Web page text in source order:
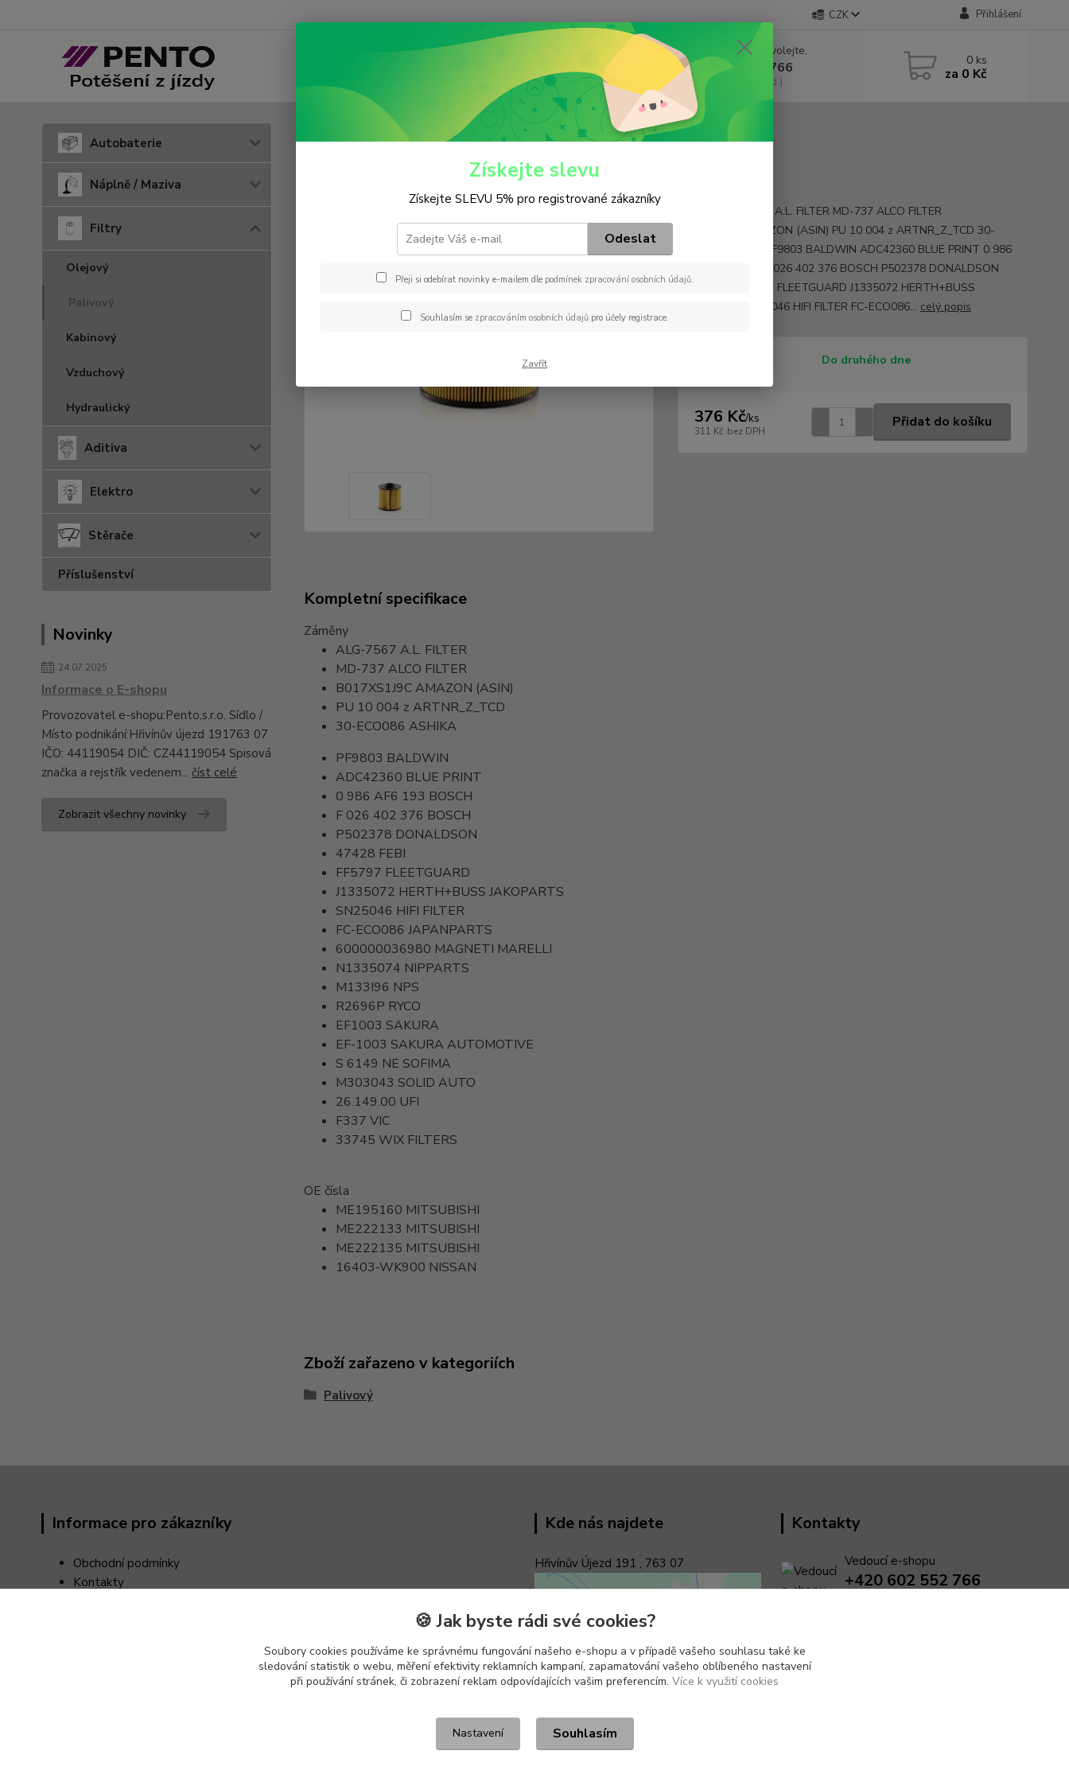
CZK Přihlášení
Nevíte si rady? Zavolejte.
+420 602 552 766
(Po-Pá, 6:30-15 hod.)
0 ks
za 0 Kč
Autobaterie
Náplně / Maziva
Filtry
Olejový
Palivový
Kabinový
Vzduchový
Hydraulický
Aditiva
Elektro
Stěrače
Příslušenství
Novinky
24.07.2025
Informace o E-shopu
Provozovatel e-shopu:Pento,s.r.o. Sídlo /
Místo podnikání:Hřivínův újezd 191763 07
IČO: 44119054 DIČ: CZ44119054 Spisová
značka a rejstřík vedenem... číst celé
Zobrazit všechny novinky
Palivový PU 10 004 z
Záměny ALG-7567 A.L. FILTER MD-737 ALCO FILTER
B017XS1J9C AMAZON (ASIN) PU 10 004 z ARTNR_Z_TCD 30-
ECO086 ASHIKA PF9803 BALDWIN ADC42360 BLUE PRINT 0 986
AF6 193 BOSCH F 026 402 376 BOSCH P502378 DONALDSON
47428 FEBI FF5797 FLEETGUARD J1335072 HERTH+BUSS
JAKOPARTS SN25046 HIFI FILTER FC-ECO086... celý popis
Do druhého dne
376 Kč/ks
311 Kč bez DPH
Přidat do košíku
Kompletní specifikace
Záměny
ALG-7567 A.L. FILTER
MD-737 ALCO FILTER
B017XS1J9CAMAZON (ASIN)
PU 10 004 z ARTNR_Z_TCD
30-ECO086 ASHIKA
PF9803 BALDWIN
ADC42360 BLUE PRINT
0 986 AF6 193 BOSCH
F 026 402 376 BOSCH
P502378 DONALDSON
47428 FEBI
FF5797 FLEETGUARD
J1335072 HERTH+BUSS JAKOPARTS
SN25046 HIFI FILTER
FC-ECO086 JAPANPARTS
600000036980 MAGNETI MARELLI
N1335074 NIPPARTS
M133I96 NPS
R2696P RYCO
EF1003 SAKURA
EF-1003 SAKURA AUTOMOTIVE
S 6149 NE SOFIMA
M303043 SOLID AUTO
26.149.00 UFI
F337 VIC
33745 WIX FILTERS
OE čísla
ME195160 MITSUBISHI
ME222133 MITSUBISHI
ME222135 MITSUBISHI
16403-WK900 NISSAN
Zboží zařazeno v kategoriích
Palivový
Informace pro zákazníky
Obchodní podmínky
Kontakty
Kde nás najdete
Hřivínův Újezd 191 , 763 07
Kontakty
Vedoucí e-shopu
+420 602 552 766
Získejte slevu
Získejte SLEVU 5% pro registrované zákazníky
Odeslat
Přeji si odebírat novinky e-mailem dle podmínek zpracování osobních údajů.
Souhlasím se zpracováním osobních údajůpro účely registrace.
Zavřít
🍪 Jak byste rádi své cookies?
Soubory cookies používáme ke správnému fungování našeho e-shopu a v případě vašeho souhlasu také ke
sledování statistik o webu, měření efektivity reklamních kampaní, zapamatování vašeho oblíbeného nastavení
při používání stránek, či zobrazení reklam odpovídajících vašim preferencím. Více k využití cookies
Nastavení Souhlasím